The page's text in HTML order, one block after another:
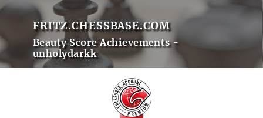
FRITZ.CHESSBASE.COM
Beauty Score Achievements -
unholydarkk